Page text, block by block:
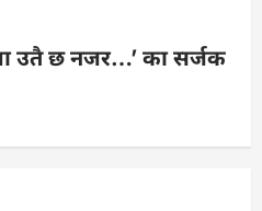
उतै छ नजर…’ का सर्जक